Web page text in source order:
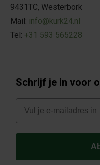
9431TC, Westerbork
Mail: info@kurk24.nl
Tel: +31 593 565228
Schrijf je in voor
E-mail